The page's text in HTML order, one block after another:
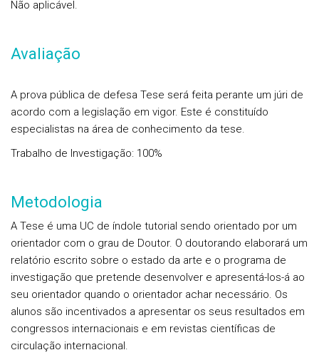
Não aplicável.
Avaliação
A prova pública de defesa Tese será feita perante um júri de
acordo com a legislação em vigor. Este é constituído
especialistas na área de conhecimento da tese.
Trabalho de Investigação: 100%
Metodologia
A Tese é uma UC de índole tutorial sendo orientado por um
orientador com o grau de Doutor. O doutorando elaborará um
relatório escrito sobre o estado da arte e o programa de
investigação que pretende desenvolver e apresentá-los-á ao
seu orientador quando o orientador achar necessário. Os
alunos são incentivados a apresentar os seus resultados em
congressos internacionais e em revistas científicas de
circulação internacional.